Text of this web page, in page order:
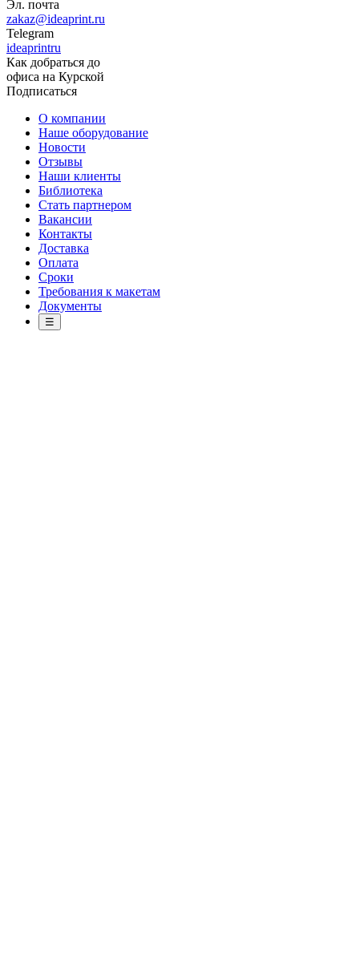
Эл. почта
zakaz@ideaprint.ru
Telegram
ideaprintru
Как добраться до
офиса на Курской
Подписаться
О компании
Наше оборудование
Новости
Отзывы
Наши клиенты
Библиотека
Стать партнером
Вакансии
Контакты
Доставка
Оплата
Сроки
Требования к макетам
Документы
☰